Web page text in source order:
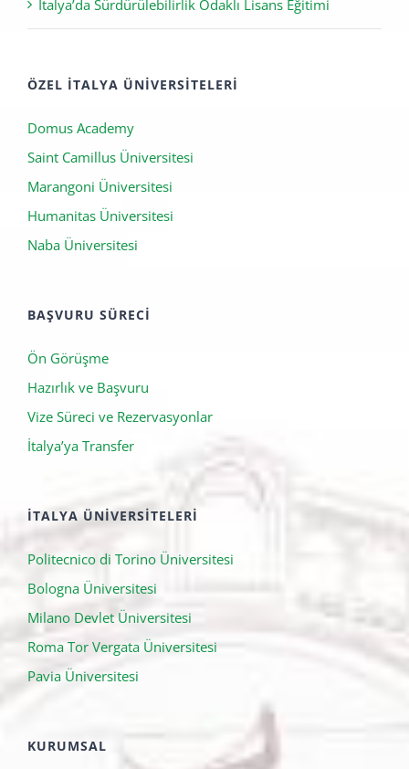
İngilizce Bölümlerde Dil Belgesi Neden İstenir?
ÖZEL İTALYA ÜNIVERSITELERI
Domus Academy
Saint Camillus Üniversitesi
Marangoni Üniversitesi
BAŞVURU SÜRECI
Ön Görüşme
Hazırlık ve Başvuru
Vize Süreci ve Rezervasyonlar
İTALYA ÜNIVERSITELERI
Politecnico di Torino Üniversitesi
Bologna Üniversitesi
Milano Devlet Üniversitesi